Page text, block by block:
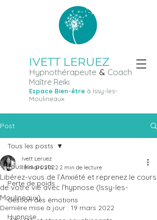
IVETT LERUEZ
Hypnothérapeute & Coach
Maître Reiki
Espace Bien-être à Issy-les-
Moulineaux
Post
Tous les posts
Perte de poids
Gestion des émotions
Hypnose
Tous les posts
Libérez-vous de l’Anxiété et reprenez le cours
de votre vie avec l’hypnose (Issy-les-
Moulineaux)
Ivett Leruez
18 mars 2022 2 min de lecture
Dernière mise à jour : 19 mars 2022